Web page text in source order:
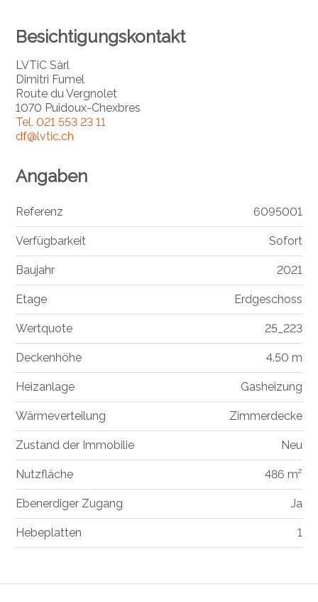
Besichtigungskontakt
LVTiC Sàrl
Dimitri Fumel
Route du Vergnolet
1070 Puidoux-Chexbres
Tel.021 553 23 11
df@lvtic.ch
Angaben
Referenz 6095001
Verfügbarkeit Sofort
Baujahr 2021
Etage Erdgeschoss
Wertquote 25_223
Deckenhöhe 4.50 m
Heizanlage Gasheizung
Wärmeverteilung Zimmerdecke
Zustand der Immobilie Neu
Nutzfläche 486 m²
Ebenerdiger Zugang Ja
Hebeplatten 1